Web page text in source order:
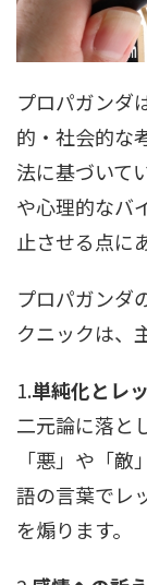
プロパガンダ
的・社会的な
法に基づいて
や心理的なバ
止させる点に
プロパガンダ
クニックは、
1.単純化とレ
二元論に落と
「悪」や「
語の言葉でレ
を煽ります。